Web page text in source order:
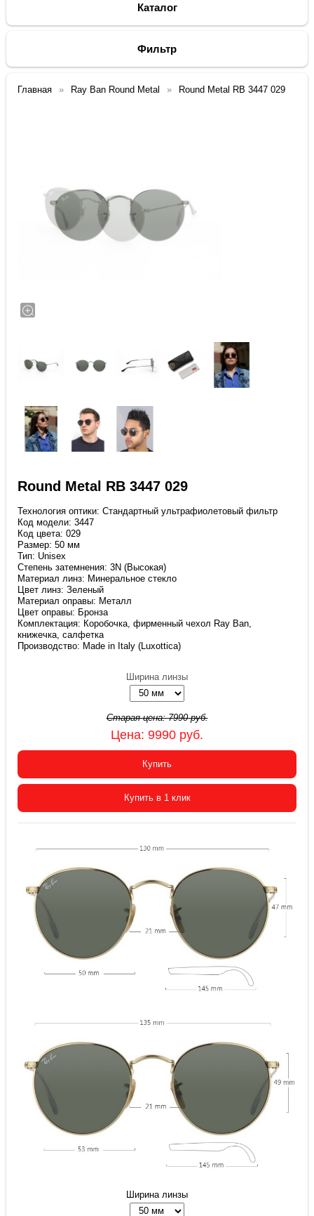
Каталог
Фильтр
Главная Ray Ban Round Metal Round Metal RB 3447 029
Round Metal RB 3447 029
Технология оптики: Стандартный ультрафиолетовый фильтр
Код модели: 3447
Код цвета: 029
Размер: 50 мм
Тип: Unisex
Степень затемнения: 3N (Высокая)
Материал линз: Минеральное стекло
Цвет линз: Зеленый
Материал оправы: Металл
Цвет оправы: Бронза
Комплектация: Коробочка, фирменный чехол Ray Ban,
книжечка, салфетка
Производство: Made in Italy (Luxottica)
Ширина линзы
Старая цена:7990руб.
Цена: 9990 руб.
Купить
Купить в 1 клик
Ширина линзы